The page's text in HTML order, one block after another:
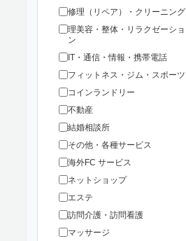
修理（リペア）・クリーニング
理美容・整体・リラクゼーショ
ン
IT・通信・情報・携帯電話
フィットネス・ジム・スポーツ
コインランドリー
不動産
結婚相談所
その他・各種サービス
海外FC サービス
ネットショップ
エステ
訪問介護・訪問看護
マッサージ